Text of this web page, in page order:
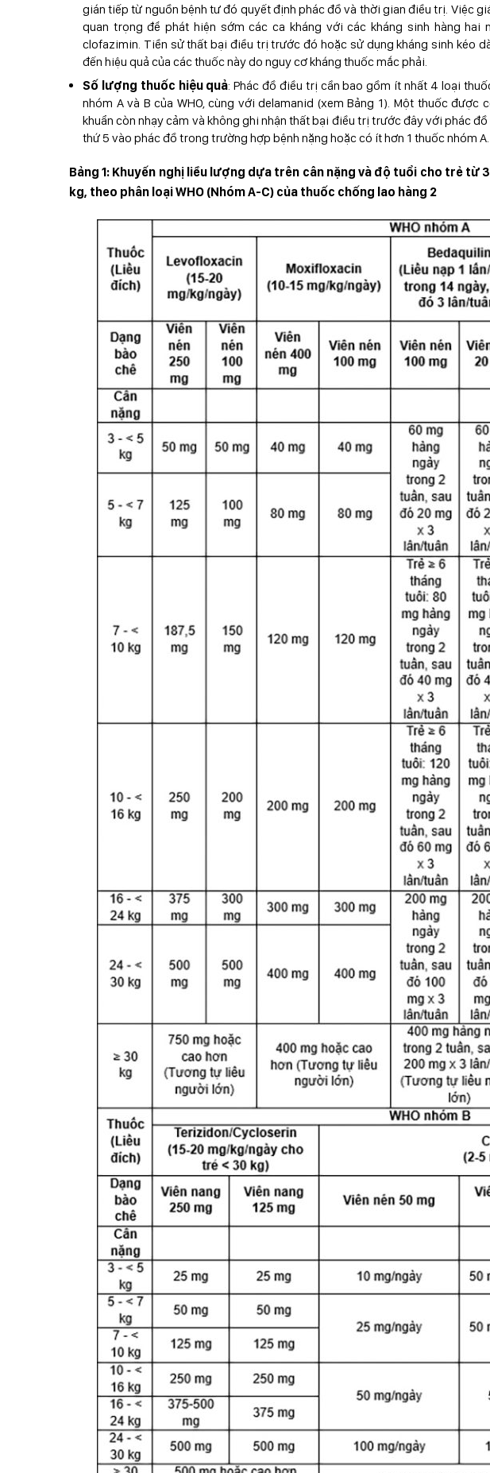
gián tiếp từ nguồn bệnh tư đó quyết định phác đồ và thời gian điều trị. Việc
quan trọng để phát hiện sớm các ca kháng với các kháng sinh hàng hai
clofazimin. Tiền sử thất bại điều trị trước đó hoặc sử dụng kháng sinh kéo
đến hiệu quả của các thuốc này do nguy cơ kháng thuốc mắc phải.
Số lượng thuốc hiệu quả: Phác đồ điều trị cần bao gồm ít nhất 4 loại
nhóm A và B của WHO, cùng với delamanid (xem Bảng 1). Một thuốc được
khuẩn còn nhạy cảm và không ghi nhận thất bại điều trị trước đây với phác
thứ 5 vào phác đồ trong trường hợp bệnh nặng hoặc có ít hơn 1 thuốc nhóm A.
Bảng 1: Khuyến nghị liều lượng dựa trên cân nặng và độ tuổi cho trẻ từ
kg, theo phân loại WHO (Nhóm A-C) của thuốc chống lao hàng 2